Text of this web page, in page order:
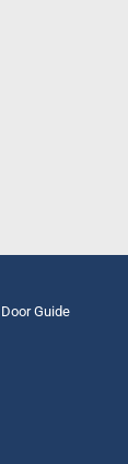
Door Guide